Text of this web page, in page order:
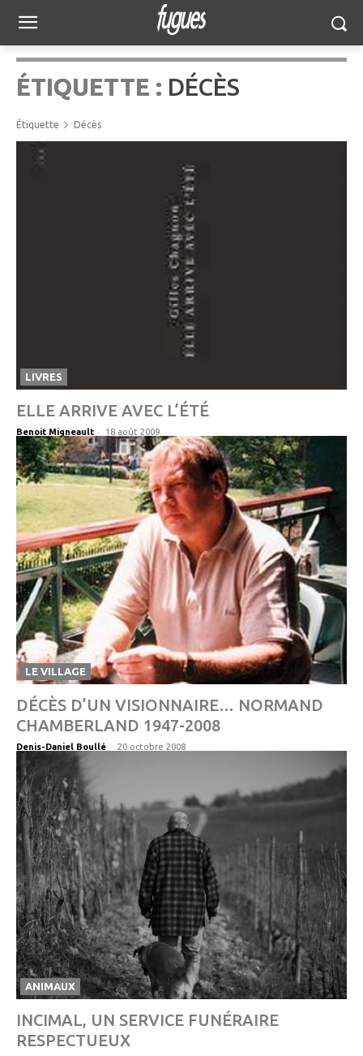
ÉTIQUETTE : DÉCÈS
Étiquette Décès
LIVRES
ELLE ARRIVE AVEC L’ÉTÉ
Benoit Migneault - 18 août 2009
LE VILLAGE
DÉCÈS D’UN VISIONNAIRE… NORMAND
CHAMBERLAND 1947-2008
Denis-Daniel Boullé - 20 octobre 2008
ANIMAUX
INCIMAL, UN SERVICE FUNÉRAIRE
RESPECTUEUX